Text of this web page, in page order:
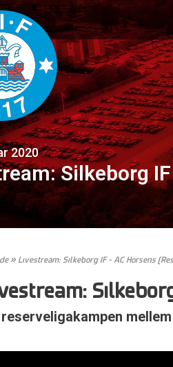
2020
Silkeborg
» Livestream: Silkeborg IF – AC Horsens